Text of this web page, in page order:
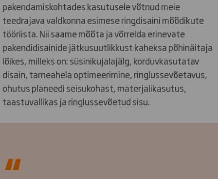
pakendamiskohtades kasutusele võtnud meie
teedrajava valdkonna esimese ringdisaini mõõdikute
tööriista. Nii saame mõõta ja võrrelda erinevate
pakendidisainide jätkusuutlikkust kaheksa põhinäitaja
lõikes, milleks on: süsinikujalajälg, korduvkasutatav
disain, tarneahela optimeerimine, ringlussevõetavus,
ohutus planeedi seisukohast, materjalikasutus,
taastuvallikas ja ringlussevõetud sisu.